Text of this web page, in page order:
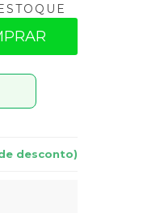
desconto)